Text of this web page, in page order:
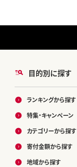
目的別に探す
ランキングから探す
特集・キャンペーン
カテゴリーから探す
寄付金額から探す
地域から探す